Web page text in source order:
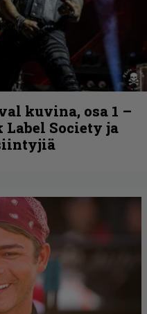
kuvina, osa 1 –
Label Society ja